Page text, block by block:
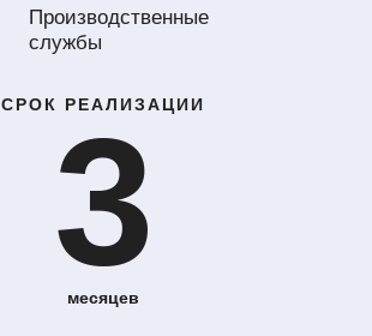
Производственные
службы
СРОК РЕАЛИЗАЦИИ
3
месяцев